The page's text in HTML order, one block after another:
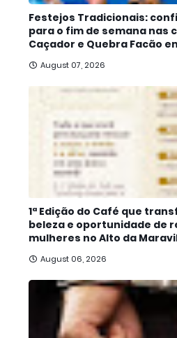
Festejos Tradicionais:
para o fim de semana nas
Caçador e Quebra Facão
August 07, 2026
1ª Edição do Café que
beleza e oportunidade de
mulheres no Alto da
August 06, 2026